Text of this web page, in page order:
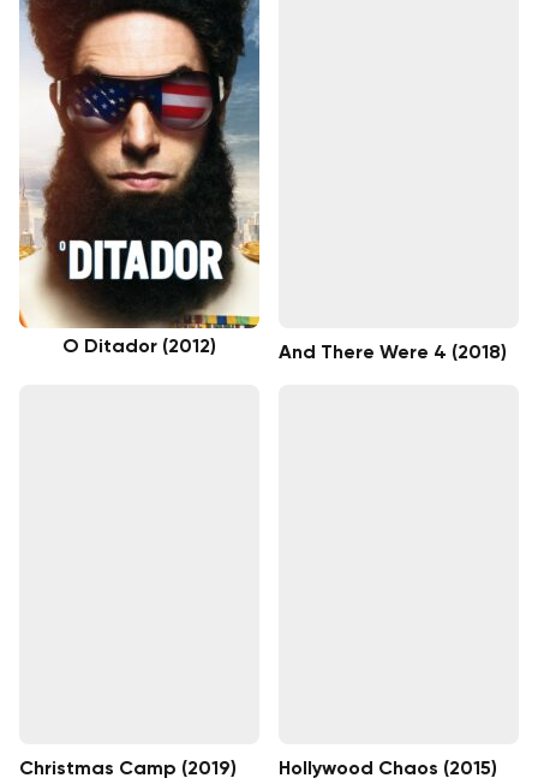
O Ditador (2012) And There Were 4 (2018)
Christmas Camp (2019) Hollywood Chaos (2015)